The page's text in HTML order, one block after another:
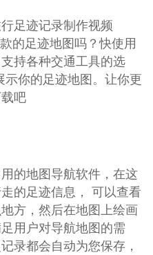
足迹记录制作视频
的足迹地图吗？快使用
持各种交通工具的选
你的足迹地图。让你更
吧
的地图导航软件，在这
的足迹信息， 可以查看
方，然后在地图上绘画
用户对导航地图的需
录都会自动为您保存，